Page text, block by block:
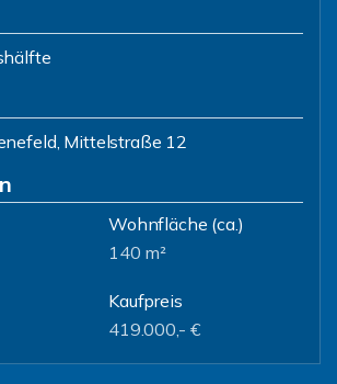
Mittelstraße 12
Wohnfläche (ca.)
140 m²
Kaufpreis
419.000,- €